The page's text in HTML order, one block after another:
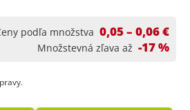
podľa množstva 0,05 – 0,06 €
Množstevná zľava až -17 %